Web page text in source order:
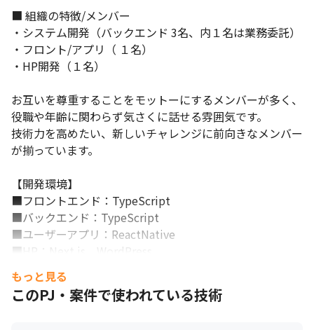
■ 組織の特徴/メンバー
・システム開発（バックエンド 3名、内１名は業務委託）
・フロント/アプリ（ １名）
・HP開発（１名）
お互いを尊重することをモットーにするメンバーが多く、
役職や年齢に関わらず気さくに話せる雰囲気です。
技術力を高めたい、新しいチャレンジに前向きなメンバー
が揃っています。
【開発環境】
■フロントエンド：TypeScript
■バックエンド：TypeScript
■ユーザーアプリ：ReactNative
■HP：Next.js、WordPress
■Webアプリケーション：Hono、Laravel
■インフラ：AWS、Neon
■その他：GitHub、Auth0
もっと見る
このPJ・案件で使われている技術